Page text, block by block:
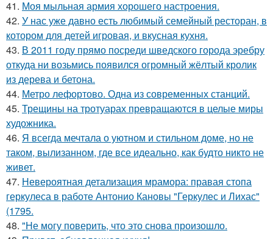
41. Моя мыльная армия хорошего настроения.
42. У нас уже давно есть любимый семейный ресторан, в
котором для детей игровая, и вкусная кухня.
43. В 2011 году прямо посреди шведского города эребру
откуда ни возьмись появился огромный жёлтый кролик
из дерева и бетона.
44. Метро лефортово. Одна из современных станций.
45. Трещины на тротуарах превращаются в целые миры
художника.
46. Я всегда мечтала о уютном и стильном доме, но не
таком, вылизанном, где все идеально, как будто никто не
живет.
47. Невероятная детализация мрамора: правая стопа
геркулеса в работе Антонио Кановы "Геркулес и Лихас"
(1795.
48. "Не могу поверить, что это снова произошло.